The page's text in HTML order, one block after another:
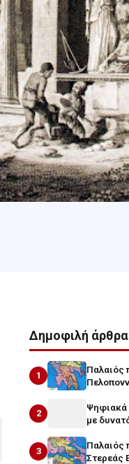
Δημοφιλή άρθρα
1
Παλαιός
2
Ψηφιακά
με
3
Παλαιός
Στερεάς